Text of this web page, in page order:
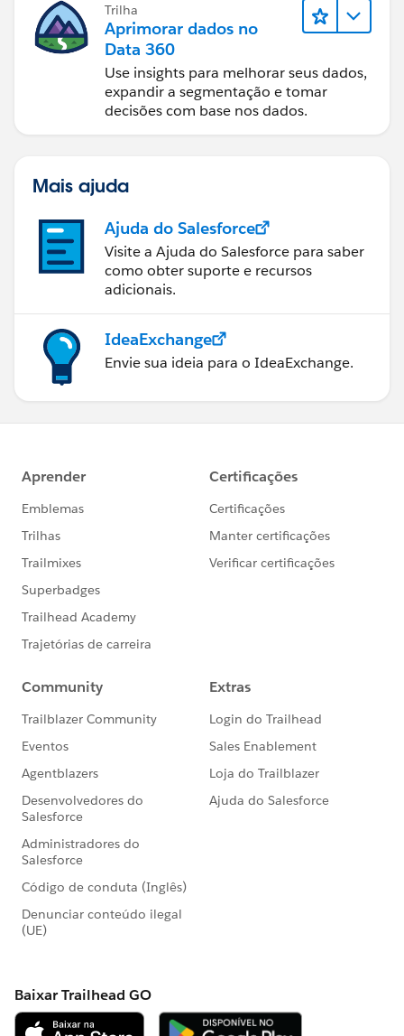
Trilha
Aprimorar dados no
Data 360
Use insights para melhorar seus dados,
expandir a segmentação e tomar
decisões com base nos dados.
Mais ajuda
Ajuda do Salesforce
Visite a Ajuda do Salesforce para saber
como obter suporte e recursos
adicionais.
IdeaExchange
Envie sua ideia para o IdeaExchange.